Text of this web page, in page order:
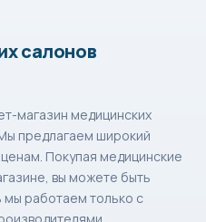
салонов
магазин медицинских
предлагаем широкий
Покупая медицинские
вы можете быть
мы работаем только с